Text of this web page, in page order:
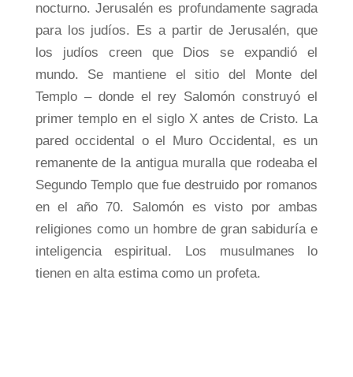
nocturno. Jerusalén es profundamente sagrada
para los judíos. Es a partir de Jerusalén, que
los judíos creen que Dios se expandió el
mundo. Se mantiene el sitio del Monte del
Templo – donde el rey Salomón construyó el
primer templo en el siglo X antes de Cristo. La
pared occidental o el Muro Occidental, es un
remanente de la antigua muralla que rodeaba el
Segundo Templo que fue destruido por romanos
en el año 70. Salomón es visto por ambas
religiones como un hombre de gran sabiduría e
inteligencia espiritual. Los musulmanes lo
tienen en alta estima como un profeta.